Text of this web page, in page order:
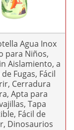
Agua Inox
para Niños,
Aislamiento, a
Fugas, Fácil
Cerradura
Apta para
Tapa
Fácil de
Dinosaurios